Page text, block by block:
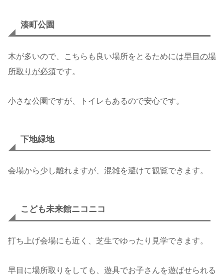
湊町公園
木が多いので、こちらも良い場所をとるためには早目の場
所取りが必須です。
小さな公園ですが、トイレもあるので安心です。
下地緑地
会場から少し離れますが、混雑を避けて観覧できます。
こども未来館ニコニコ
打ち上げ会場にも近く、芝生でゆったり見学できます。
早目に場所取りをしても、遊具でお子さんを遊ばせられる